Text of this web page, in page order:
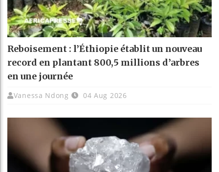
Reboisement : l’Éthiopie établit un nouveau
record en plantant 800,5 millions d’arbres
en une journée
Vanessa Ndong 04 Aug 2026